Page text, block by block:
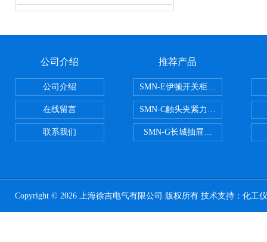
公司介绍
公司介绍
在线留言
联系我们
推荐产品
SMN-E伊顿开关柜触头夹紧力检
SMN-C触头夹紧力检测仪
SMN-G长城抽屉开关柜触头夹紧
Copyright © 2026 上海徐吉电气有限公司 版权所有 技术支持： 化工